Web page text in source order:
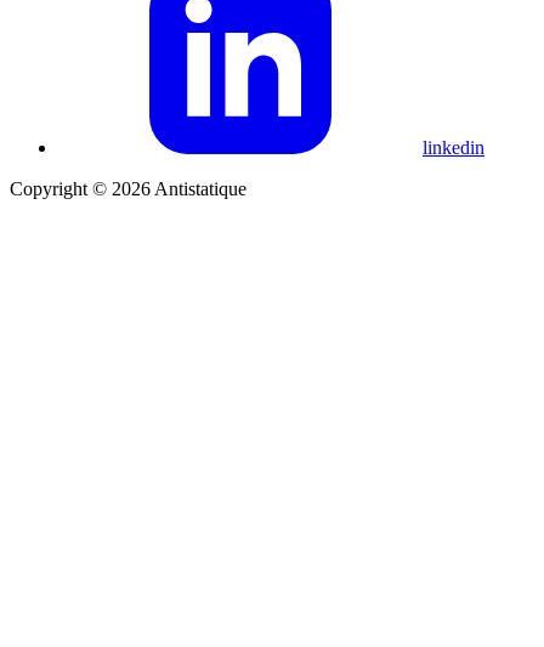
linkedin
Copyright © 2026 Antistatique